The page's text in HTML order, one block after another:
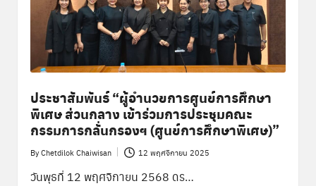
พิ
ศ
ษ
น
ประชาสัมพันธ์ “ผู้อำนวยการศูนย์การศึกษา
พิเศษ ส่วนกลาง เข้าร่วมการประชุมคณะ
กรรมการกลั่นกรองฯ (ศูนย์การศึกษาพิเศษ)”
Posted
by
ByChetdilok Chaiwisan 12 พฤศจิกายน 2025
วันพุธที่ 12 พฤศจิกายน 2568 ดร…